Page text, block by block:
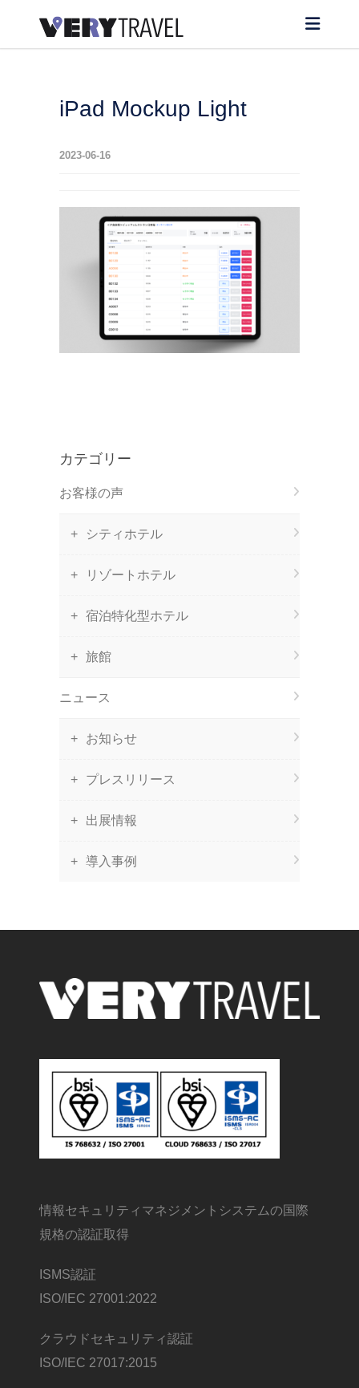
iPad Mockup Light
2023-06-16
カテゴリー
お客様の声
シティホテル
リゾートホテル
宿泊特化型ホテル
旅館
ニュース
お知らせ
プレスリリース
出展情報
導入事例
情報セキュリティマネジメントシステムの国際
規格の認証取得
ISMS認証
ISO/IEC 27001:2022
クラウドセキュリティ認証
ISO/IEC 27017:2015